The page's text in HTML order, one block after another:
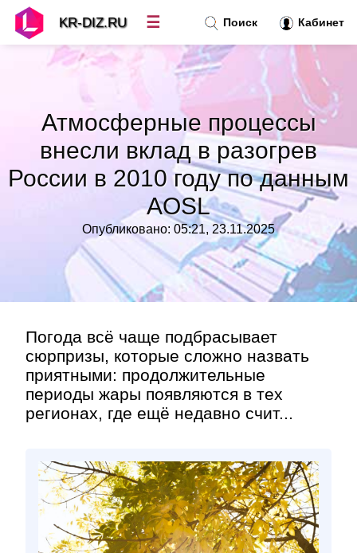
Атмосферные процессы
внесли вклад в разогрев
России в 2010 году по данным
AOSL
Опубликовано: 05:21, 23.11.2025
Погода всё чаще подбрасывает
сюрпризы, которые сложно назвать
приятными: продолжительные
периоды жары появляются в тех
регионах, где ещё недавно счит...
Поиск Кабинет
KR-DIZ.RU ☰
Топ новостей»
Рубрики»
»
Контакт